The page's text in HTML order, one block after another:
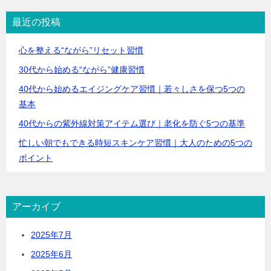
最近の投稿
心を整える“ながら”リセット習慣
30代から始める“ながら”健康習慣
40代から始めるエイジングケア習慣｜若々しさを保つ5つの
基本
40代からの紫外線対策アイテム選び｜老化を防ぐ5つの基準
忙しい朝でもできる時短スキンケア習慣｜大人のための5つの
ポイント
アーカイブ
2025年7月
2025年6月